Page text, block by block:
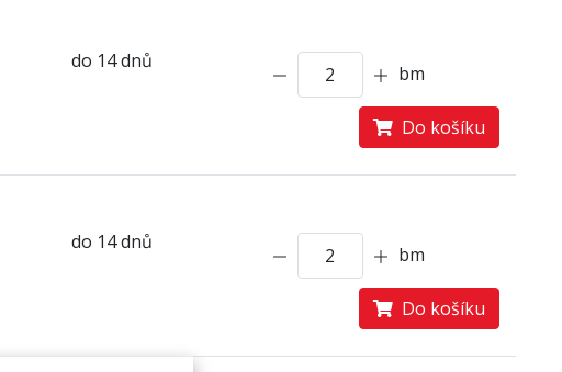
do 14 dnů
bm
Do košíku
do 14 dnů
bm
Do košíku